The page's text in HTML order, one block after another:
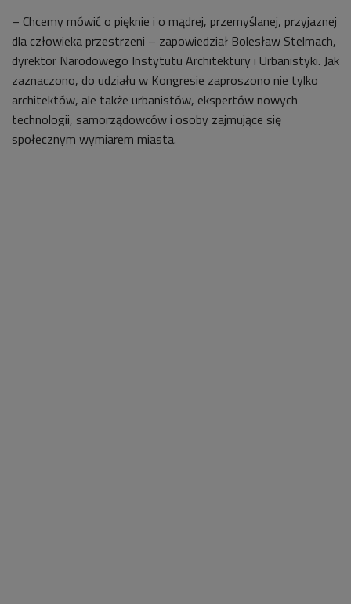
– Chcemy mówić o pięknie i o mądrej, przemyślanej, przyjaznej
dla człowieka przestrzeni – zapowiedział Bolesław Stelmach,
dyrektor Narodowego Instytutu Architektury i Urbanistyki. Jak
zaznaczono, do udziału w Kongresie zaproszono nie tylko
architektów, ale także urbanistów, ekspertów nowych
technologii, samorządowców i osoby zajmujące się
społecznym wymiarem miasta.